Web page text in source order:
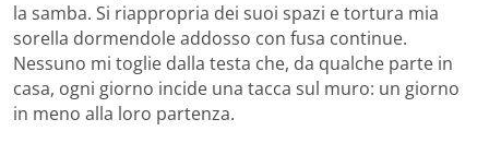
la samba. Si riappropria dei suoi spazi e tortura mia
sorella dormendole addosso con fusa continue.
Nessuno mi toglie dalla testa che, da qualche parte in
casa, ogni giorno incide una tacca sul muro: un giorno
in meno alla loro partenza.